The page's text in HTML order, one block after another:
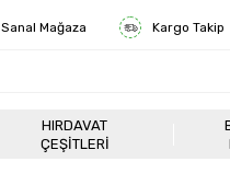
Sanal Mağaza Kargo Takip
HIRDAVAT
ÇEŞITLERI